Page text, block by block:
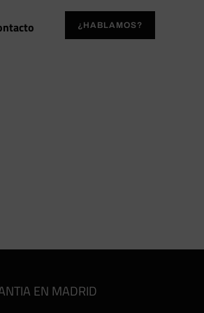
¿HABLAMOS?
EN MADRID